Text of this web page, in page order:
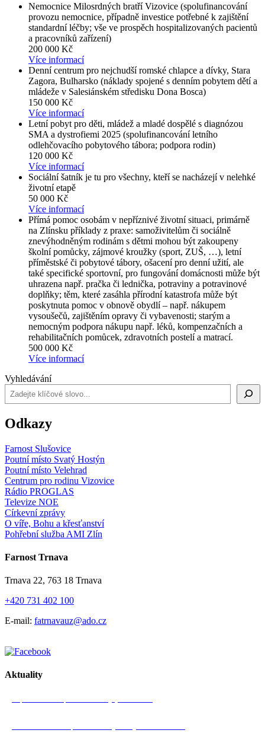
Nemocnice Milosrdných bratří Vizovice (spolufinancování
provozu nemocnice, případně investice potřebné k zajištění
standardní léčby; vše ve prospěch hospitalizovaných pacientů
a pracovníků zařízení)
200 000 Kč
Více informací
Denní centrum pro nejchudší romské chlapce a dívky, Stara
Zagora, Bulharsko (náklady spojené s denním pobytem dětí a
mládeže v Salesiánském středisku Dona Bosca)
150 000 Kč
Více informací
Letní pobyt pro děti, mládež a mladé dospělé s diagnózou
SMA a dystrofiemi 2025 (spolufinancování letního
odlehčovacího pobytového tábora; podpora rodin)
120 000 Kč
Více informací
Sociální šatník je tu pro všechny, kteří se nacházejí v nelehké
životní etapě
50 000 Kč
Více informací
Přímá pomoc osobám v nepříznivé životní situaci, primárně
na Zlínsku příklady z praxe: samoživitelům či sociálně
znevýhodněným rodinám s dětmi mohou být zakoupeny
školní pomůcky, zájmové kroužky (sport, ZUŠ, …), letní
příměstské či pobytové tábory, ošacení pro denní užití, ale
také specifické sportovní, pro fungování domácnosti může být
uhrazena např. pračka či lednička, potraviny a potravinové
doplňky; těm, které zasáhla přírodní katastrofa může být
poskytnuta pomoc v obnově obydlí – např. nákupem
vysoušečů, zajištěním opravy či vybavenosti; starým a
nemocným podpora nákupu např. léků, kompenzačních a
rehabilitačních pomůcek, zdravotních postelí a matrací.
500 000 Kč
Více informací
Vyhledávání
Odkazy
Farnost Slušovice
Poutní místo Svatý Hostýn
Poutní místo Velehrad
Centrum pro rodinu Vizovice
Rádio PROGLAS
Televize NOE
Církevní zprávy
O víře, Bohu a křesťanství
Pohřební služba AMI Zlín
Farnost Trnava
Trnava 22, 763 18 Trnava
+420 731 402 100
E-mail: fatrnavauz@ado.cz
Aktuality